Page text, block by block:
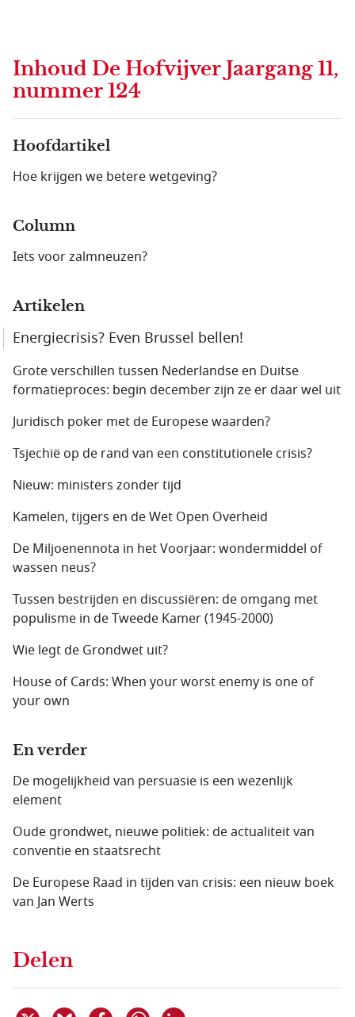
Inhoud De Hofvijver Jaargang 11,
nummer 124
Hoofdartikel
Hoe krijgen we betere wetgeving?
Column
Iets voor zalmneuzen?
Artikelen
Energiecrisis? Even Brussel bellen!
Grote verschillen tussen Nederlandse en Duitse
formatieproces: begin december zijn ze er daar wel uit
Juridisch poker met de Europese waarden?
Tsjechië op de rand van een constitutionele crisis?
Nieuw: ministers zonder tijd
Kamelen, tijgers en de Wet Open Overheid
De Miljoenennota in het Voorjaar: wondermiddel of
wassen neus?
Tussen bestrijden en discussiëren: de omgang met
populisme in de Tweede Kamer (1945-2000)
Wie legt de Grondwet uit?
House of Cards: When your worst enemy is one of
your own
En verder
De mogelijkheid van persuasie is een wezenlijk
element
Oude grondwet, nieuwe politiek: de actualiteit van
conventie en staatsrecht
De Europese Raad in tijden van crisis: een nieuw boek
van Jan Werts
Delen
Delen via WhatsApp